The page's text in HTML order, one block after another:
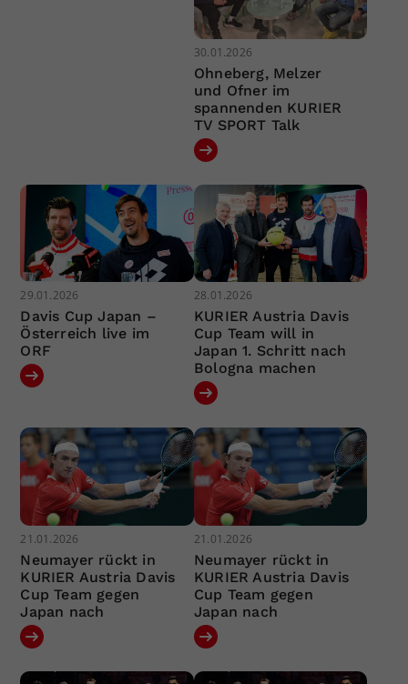
30.01.2026
Ohneberg, Melzer
und Ofner im
spannenden KURIER
TV SPORT Talk
29.01.2026
Davis Cup Japan –
Österreich live im
ORF
28.01.2026
KURIER Austria Davis
Cup Team will in
Japan 1. Schritt nach
Bologna machen
21.01.2026
Neumayer rückt in
KURIER Austria Davis
Cup Team gegen
Japan nach
21.01.2026
Neumayer rückt in
KURIER Austria Davis
Cup Team gegen
Japan nach